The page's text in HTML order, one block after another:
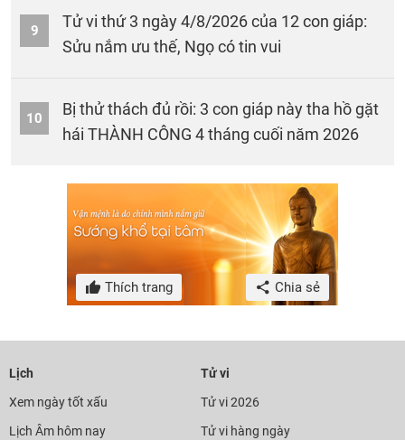
9
Tử vi thứ 3 ngày 4/8/2026 của 12 con giáp:
Sửu nắm ưu thế, Ngọ có tin vui
10
Bị thử thách đủ rồi: 3 con giáp này tha hồ gặt
hái THÀNH CÔNG 4 tháng cuối năm 2026
Thích trang Chia sẻ
Lịch
Xem ngày tốt xấu
Lịch Âm hôm nay
Tử vi
Tử vi 2026
Tử vi hàng ngày